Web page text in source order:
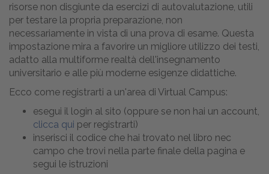
risorse non disgiunte da esercizi di autovalutazione, utili
per testare la propria preparazione, non
necessariamente in vista di una prova di esame. Questa
impostazione mira a favorire un migliore utilizzo dei testi,
adatto alla multiforme realtà dell'insegnamento
universitario e alle più moderne esigenze didattiche.
Ecco come registrarti a un'area di Virtual Campus:
esegui il login al sito (oppure se non hai un account,
clicca qui per registrarti)
inserisci il codice che hai trovato nel libro nec
campo che trovi nella parte finale della pagina e
segui le istruzioni